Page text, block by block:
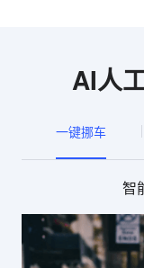
AI人
一键挪车
智